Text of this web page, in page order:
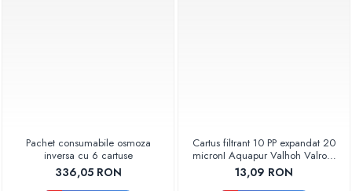
Pachet consumabile osmoza
inversa cu 6 cartuse
336,05 RON
Cartus filtrant 10 PP expandat 20
micronI Aquapur Valhoh Valrom
AQUA07000110020
13,09 RON